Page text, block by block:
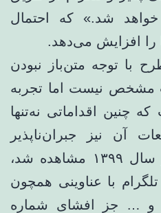
شد.» که احتمال
را افزایش می‌دهد.
با توجه متن‌باز نبودن
مشخص نیست اما تجربه
چنین اقداماتی نه‌تنها
آن نیز جبران‌ناپذیر
است. همان‌طور که در سال ۱۳۹۹ مشاهده شد،
با عناوینی همچون
و … جز افشای شماره